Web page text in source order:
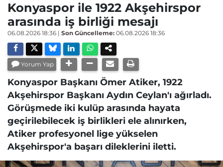
Konyaspor ile 1922 Akşehirspor
arasında iş birliği mesajı
06.08.2026 18:36 | Son Güncelleme: 06.08.2026 18:36
Yorum Yap
Konyaspor Başkanı Ömer Atiker, 1922
Akşehirspor Başkanı Aydın Ceylan'ı ağırladı.
Görüşmede iki kulüp arasında hayata
geçirilebilecek iş birlikleri ele alınırken,
Atiker profesyonel lige yükselen
Akşehirspor'a başarı dileklerini iletti.